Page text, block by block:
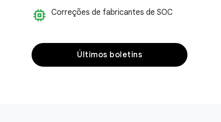
memory Correções de fabricantes de SOC
Últimos boletins